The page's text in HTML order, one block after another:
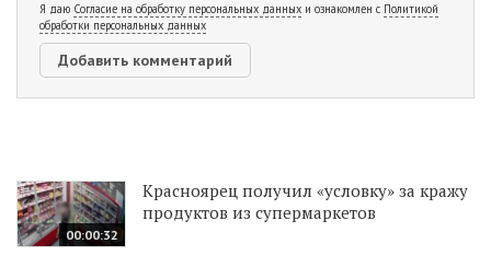
Я даю Согласие на обработку персональных данных и ознакомлен с Политикой
обработки персональных данных
00:00:32
Красноярец получил «условку» за кражу
продуктов из супермаркетов